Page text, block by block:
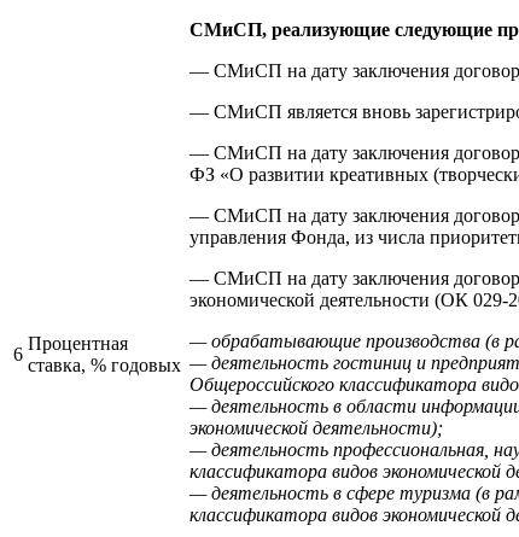
6
Процентная
ставка, % годовых
СМиСП, реализующие следующие
— СМиСП на дату заключения
— СМиСП является вновь
— СМиСП на дату заключения
ФЗ «О развитии креативных
— СМиСП на дату заключения
управления Фонда, из числа
— СМиСП на дату заключения
экономической деятельности (ОК
— обрабатывающие производства (в
— деятельность гостиниц и
Общероссийского классификатора
— деятельность в области
экономической деятельности);
— деятельность профессиональная,
классификатора видов экономической
— деятельность в сфере туризма (в
классификатора видов экономической